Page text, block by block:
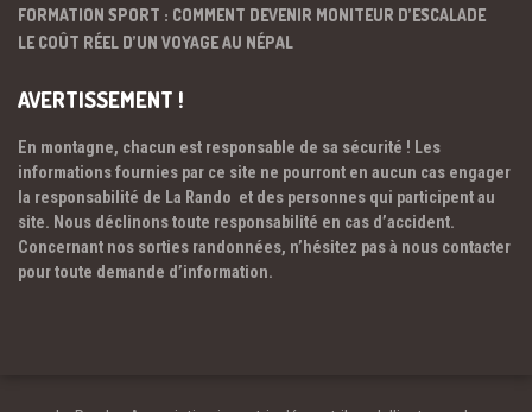
FORMATION SPORT : COMMENT DEVENIR MONITEUR D’ESCALADE
LE COÛT RÉEL D’UN VOYAGE AU NÉPAL
AVERTISSEMENT !
En montagne, chacun est responsable de sa sécurité ! Les
informations fournies par ce site ne pourront en aucun cas engager
la responsabilité de La Rando et des personnes qui participent au
site. Nous déclinons toute responsabilité en cas d’accident.
Concernant nos sorties randonnées, n’hésitez pas à nous contacter
pour toute demande d’information.